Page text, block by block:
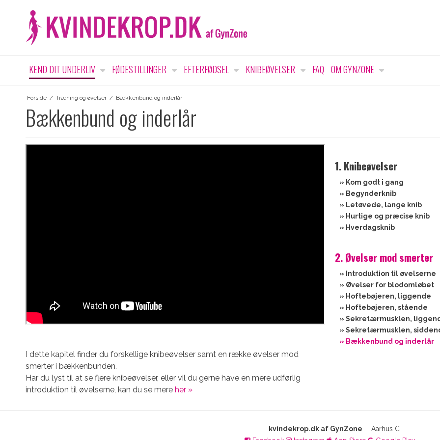
KEND DIT UNDERLIV FØDESTILLINGER EFTERFØDSEL KNIBEØVELSER FAQ OM GYNZONE
Forside / Træning og øvelser / Bækkenbund og inderlår
Bækkenbund og inderlår
1. Knibeøvelser
» Kom godt i gang
» Begynderknib
» Letøvede, lange knib
» Hurtige og præcise knib
» Hverdagsknib
2. Øvelser mod smerter
» Introduktion til øvelserne
» Øvelser for blodomløbet
» Hoftebøjeren, liggende
» Hoftebøjeren, stående
» Sekretærmusklen,
» Sekretærmusklen,
» Bækkenbund og inderlår
I dette kapitel finder du forskellige knibeøvelser samt en række øvelser mod
smerter i bækkenbunden.
Har du lyst til at se flere knibeøvelser, eller vil du gerne have en mere udførlig
introduktion til øvelserne, kan du se mere her »
kvindekrop.dk af GynZone
Aarhus C